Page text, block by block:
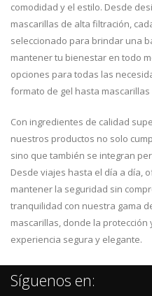
comodidad y el estilo. Desde
mascarillas de alta filtración,
seleccionado para brindar una
mantener tu bienestar en todo
opciones para todas las
formato de gel hasta
Con ingredientes de calidad
nuestros productos no solo
sino que también se integran
Desde viajes hasta el día a día,
mantener la seguridad sin
tranquilidad con nuestra gama
mascarillas, donde la
experiencia segura y elegante.
Síguenos en: